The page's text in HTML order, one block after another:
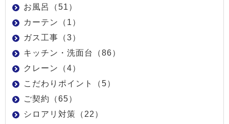
お風呂（51）
カーテン（1）
ガス工事（3）
キッチン・洗面台（86）
クレーン（4）
こだわりポイント（5）
ご契約（65）
シロアリ対策（22）